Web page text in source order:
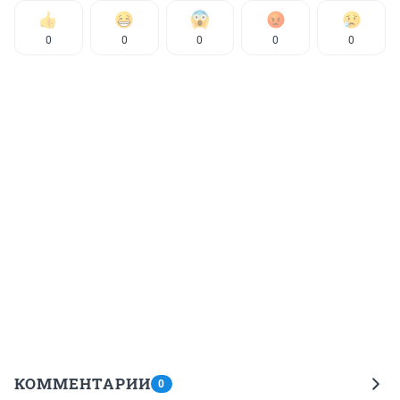
0 0 0 0 0
КОММЕНТАРИИ 0